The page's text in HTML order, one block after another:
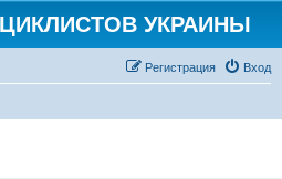
УКРАИНЫ
Вход
Регистрация